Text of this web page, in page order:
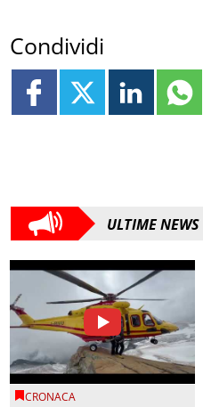
Condividi
ULTIME NEWS
CRONACA